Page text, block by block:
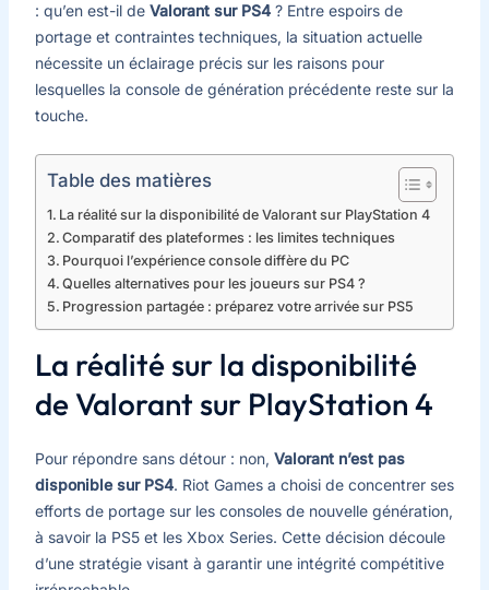
: qu’en est-il de Valorant sur PS4? Entre espoirs de
portage et contraintes techniques, la situation actuelle
nécessite un éclairage précis sur les raisons pour
lesquelles la console de génération précédente reste sur la
touche.
Table des matières
La réalité sur la disponibilité de Valorant sur PlayStation 4
Comparatif des plateformes : les limites techniques
Pourquoi l’expérience console diffère du PC
Quelles alternatives pour les joueurs sur PS4 ?
Progression partagée : préparez votre arrivée sur PS5
La réalité sur la disponibilité
de Valorant sur PlayStation 4
Pour répondre sans détour : non, Valorant n’est pas
disponible sur PS4. Riot Games a choisi de concentrer ses
efforts de portage sur les consoles de nouvelle génération,
à savoir la PS5 et les Xbox Series. Cette décision découle
d’une stratégie visant à garantir une intégrité compétitive